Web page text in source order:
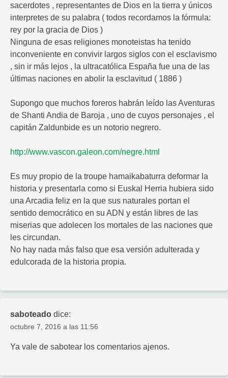
sacerdotes , representantes de Dios en la tierra y únicos
interpretes de su palabra ( todos recordamos la fórmula:
rey por la gracia de Dios )
Ninguna de esas religiones monoteistas ha tenido
inconveniente en convivir largos siglos con el esclavismo
, sin ir más lejos , la ultracatólica España fue una de las
últimas naciones en abolir la esclavitud ( 1886 )
Supongo que muchos foreros habrán leído las Aventuras
de Shanti Andia de Baroja , uno de cuyos personajes , el
capitán Zaldunbide es un notorio negrero.
http://www.vascon.galeon.com/negre.html
Es muy propio de la troupe hamaikabaturra deformar la
historia y presentarla como si Euskal Herria hubiera sido
una Arcadia feliz en la que sus naturales portan el
sentido democrático en su ADN y están libres de las
miserias que adolecen los mortales de las naciones que
les circundan.
No hay nada más falso que esa versión adulterada y
edulcorada de la historia propia.
saboteado dice:
octubre 7, 2016 a las 11:56
Ya vale de sabotear los comentarios ajenos.